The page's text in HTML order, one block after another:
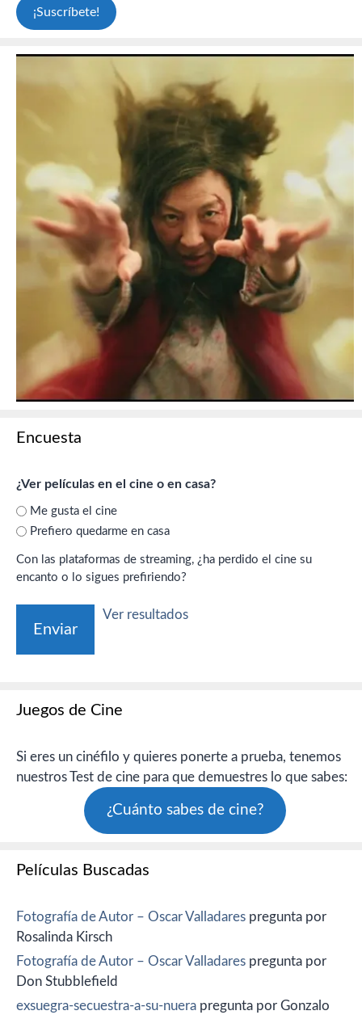
Encuesta
¿Ver películas en el cine o en casa?
Me gusta el cine
Prefiero quedarme en casa
Con las plataformas de streaming, ¿ha perdido el cine su
encanto o lo sigues prefiriendo?
Ver resultados
Juegos de Cine
Si eres un cinéfilo y quieres ponerte a prueba, tenemos
nuestros Test de cine para que demuestres lo que sabes:
¿Cuánto sabes de cine?
Películas Buscadas
Fotografía de Autor – Oscar Valladares pregunta por
Rosalinda Kirsch
Fotografía de Autor – Oscar Valladares pregunta por
Don Stubblefield
exsuegra-secuestra-a-su-nuera pregunta por Gonzalo